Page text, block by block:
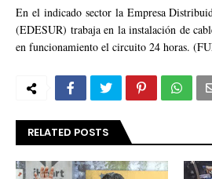
En el indicado sector la Empresa
(EDESUR) trabaja en la instalación de
en funcionamiento el circuito 24 horas.
RELATED POSTS